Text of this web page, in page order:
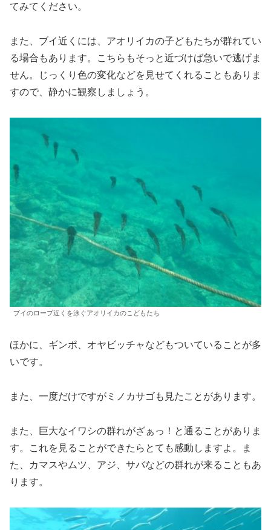
てみてください。
また、ブイ近くには、アオリイカの子どもたちが群れてい
る場合もあります。こちらもそっと近づけば急いで逃げま
せん。じっくり色の変化などを見せてくれることもありま
すので、静かに観察しましょう。
ブイのロープ近くを泳ぐアオリイカのこどもたち
ほかに、ギンポ、オヤビッチャなどもついていることが多
いです。
また、一度だけですがミノカサゴも見たことがあります。
また、巨大なイワシの群れがざぁっ！と通ることがありま
す。これを見ることができたらとても感動しますよ。ま
た、カマスやムツ、アジ、サバなどの群れが来ることもあ
ります。